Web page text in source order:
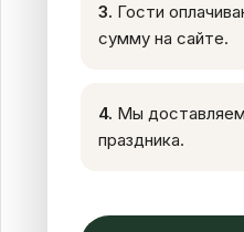
3. Гости
сумму на сайте.
4. Мы
праздника.